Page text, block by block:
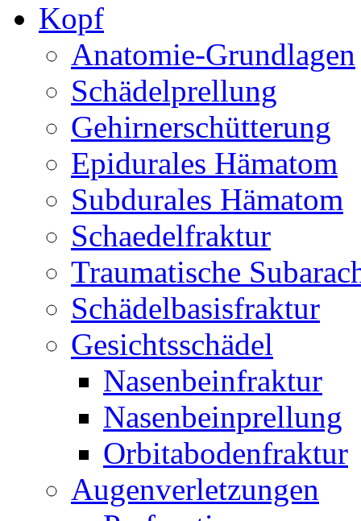
Kopf
Anatomie-Grundlagen
Schädelprellung
Gehirnerschütterung
Epidurales Hämatom
Subdurales Hämatom
Schaedelfraktur
Traumatische
Schädelbasisfraktur
Gesichtsschädel
Nasenbeinfraktur
Nasenbeinprellung
Orbitabodenfraktur
Augenverletzungen